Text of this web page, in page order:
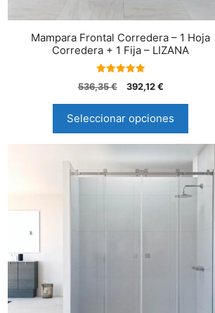
Mampara Frontal Corredera – 1 Hoja
Corredera + 1 Fija – LIZANA
5.00
de 5
536,35€ 392,12 €
Seleccionar opciones